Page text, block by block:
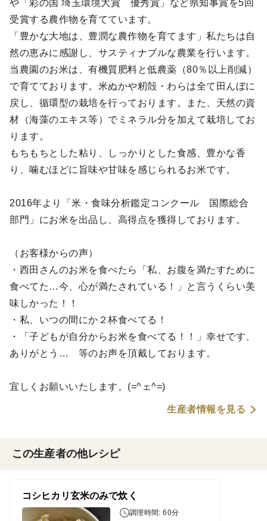
や「彩の国 埼玉環境大賞 優秀賞」など県知事賞を5回
受賞する農作物を育てています。
「豊かな大地は、豊潤な農作物を育てます」私たちは自
然の恵みに感謝し、サスティナブルな農業を行います。
当農園のお米は、有機質肥料と低農薬（80％以上削減）
で育てております。米ぬかや籾殻・わらは全て田んぼに
戻し、循環型の栽培を行っております。また、天然の資
材（海藻のエキス等）でミネラル分を加えて栽培してお
ります。
もちもちとした粘り、しっかりとした食感、豊かな香
り、噛むほどに旨味や甘味を感じられるお米です。
2016年より「米・食味分析鑑定コンクール 国際総合
部門」にお米を出品し、高得点を獲得しております。
（お客様からの声）
・西田さんのお米を食べたら「私、お腹を満たすために
食べてた…今、心が満たされている！」と言うくらい美
味しかった！！
・私、いつの間にか２杯食べてる！
・「子どもが自分からお米を食べてる！！」幸せです、
ありがとう… 等のお声を頂戴しております。
宜しくお願いいたします。(=^ェ^=)
生産者情報を見る
この生産者の他レシピ
コシヒカリ玄米のみで炊く
調理時間: 60分